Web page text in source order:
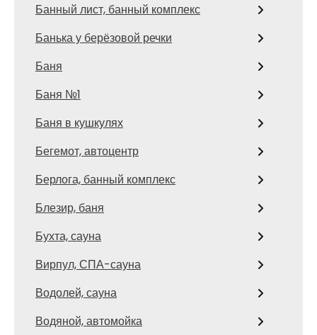
Банный лист, банный комплекс
Банька у берёзовой речки
Баня
Баня №1
Баня в кушкулях
Бегемот, автоцентр
Берлога, банный комплекс
Блезир, баня
Бухта, сауна
Вирпул, СПА-сауна
Водолей, сауна
Водяной, автомойка